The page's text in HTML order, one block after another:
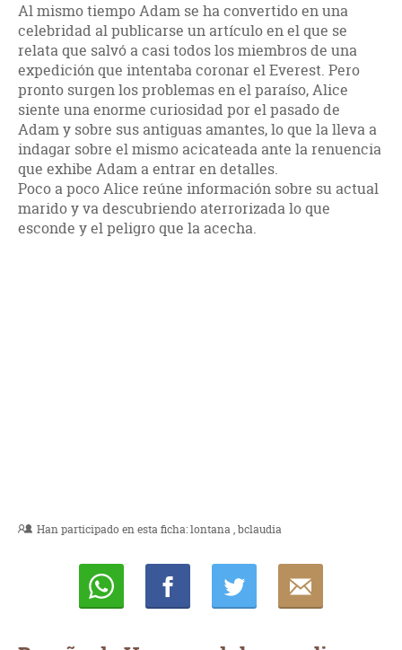
Al mismo tiempo Adam se ha convertido en una
celebridad al publicarse un artículo en el que se
relata que salvó a casi todos los miembros de una
expedición que intentaba coronar el Everest. Pero
pronto surgen los problemas en el paraíso, Alice
siente una enorme curiosidad por el pasado de
Adam y sobre sus antiguas amantes, lo que la lleva a
indagar sobre el mismo acicateada ante la renuencia
que exhibe Adam a entrar en detalles.
Poco a poco Alice reúne información sobre su actual
marido y va descubriendo aterrorizada lo que
esconde y el peligro que la acecha.
Han participado en esta ficha:lontana bclaudia